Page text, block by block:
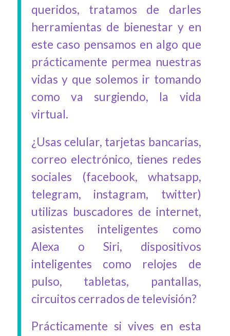
queridos, tratamos de darles
herramientas de bienestar y en
este caso pensamos en algo que
prácticamente permea nuestras
vidas y que solemos ir tomando
como va surgiendo, la vida
virtual.
¿Usas celular, tarjetas bancarias,
correo electrónico, tienes redes
sociales (facebook, whatsapp,
telegram, instagram, twitter)
utilizas buscadores de internet,
asistentes inteligentes como
Alexa o Siri, dispositivos
inteligentes como relojes de
pulso, tabletas, pantallas,
circuitos cerrados de televisión?
Prácticamente si vives en esta